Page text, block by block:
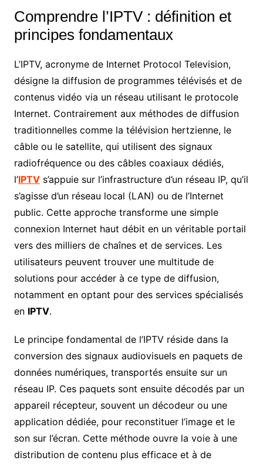
Comprendre l’IPTV : définition et
principes fondamentaux
L’IPTV, acronyme de Internet Protocol Television,
désigne la diffusion de programmes télévisés et de
contenus vidéo via un réseau utilisant le protocole
Internet. Contrairement aux méthodes de diffusion
traditionnelles comme la télévision hertzienne, le
câble ou le satellite, qui utilisent des signaux
radiofréquence ou des câbles coaxiaux dédiés,
l’IPTVs’appuie sur l’infrastructure d’un réseau IP, qu’il
s’agisse d’un réseau local (LAN) ou de l’Internet
public. Cette approche transforme une simple
connexion Internet haut débit en un véritable portail
vers des milliers de chaînes et de services. Les
utilisateurs peuvent trouver une multitude de
solutions pour accéder à ce type de diffusion,
notamment en optant pour des services spécialisés
en IPTV.
Le principe fondamental de l’IPTV réside dans la
conversion des signaux audiovisuels en paquets de
données numériques, transportés ensuite sur un
réseau IP. Ces paquets sont ensuite décodés par un
appareil récepteur, souvent un décodeur ou une
application dédiée, pour reconstituer l’image et le
son sur l’écran. Cette méthode ouvre la voie à une
distribution de contenu plus efficace et à de